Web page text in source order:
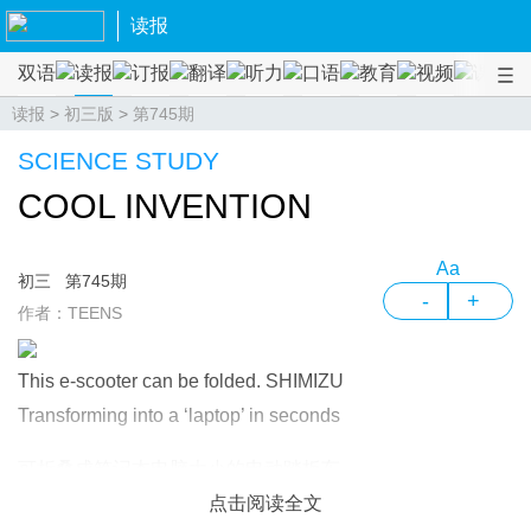
读报
双语 读报 订报 翻译 听力 口语 教育 视频 课程
读报 > 初三版 > 第745期
SCIENCE STUDY
COOL INVENTION
初三
第745期
作者：TEENS
Aa
- +
This e-scooter can be folded. SHIMIZU
Transforming into a ‘laptop’ in seconds
点击阅读全文